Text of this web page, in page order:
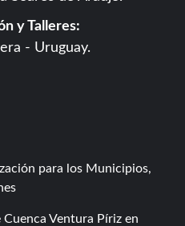
y Talleres:
- Uruguay.
para los Municipios,
Ventura Píriz en